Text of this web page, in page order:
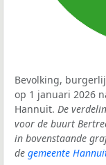
Bevolking,
op 1 januari 2026
Hannuit. De
voor de buurt
in bovenstaande
de gemeente